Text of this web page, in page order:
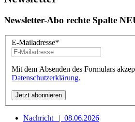
Newsletter-Abo rechte Spalte
E-Mailadresse*
Mit dem Absenden des Formulars
Datenschutzerklärung.
Nachricht | 08.06.2026